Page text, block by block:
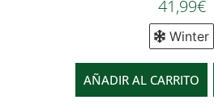
41,99€
Winter
AÑADIR AL CARRITO